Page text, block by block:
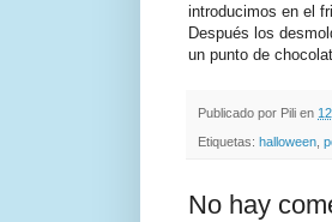
introducimos en el
Después los
un punto de
Publicado por Pili en
Etiquetas: halloween
No hay